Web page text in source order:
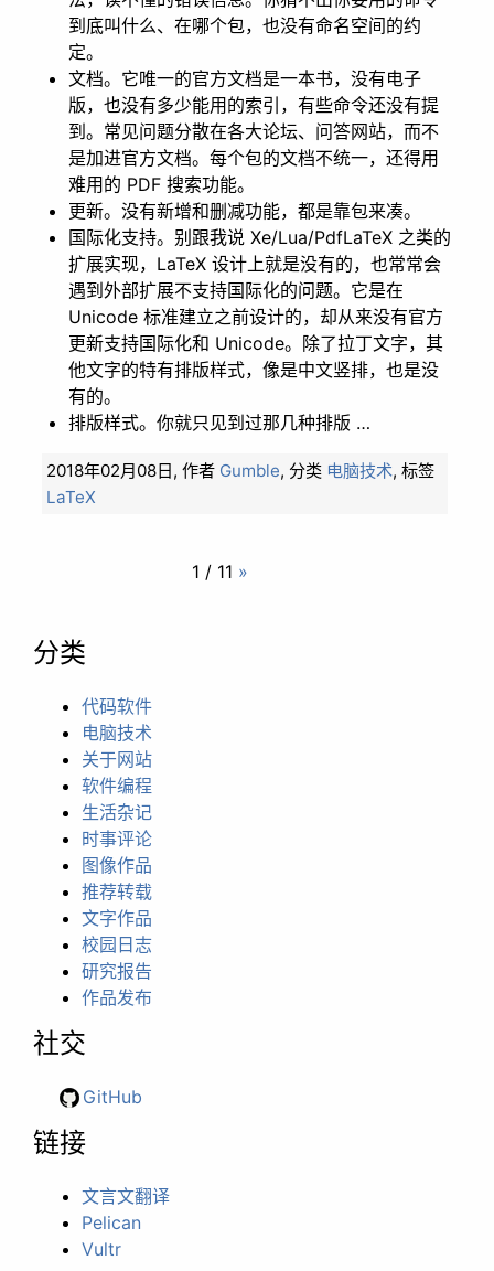
到底叫什么、在哪个包，也没有命名空间的约
定。
文档。它唯一的官方文档是一本书，没有电子
版，也没有多少能用的索引，有些命令还没有提
到。常见问题分散在各大论坛、问答网站，而不
是加进官方文档。每个包的文档不统一，还得用
难用的 PDF 搜索功能。
更新。没有新增和删减功能，都是靠包来凑。
国际化支持。别跟我说 Xe/Lua/PdfLaTeX 之类的
扩展实现，LaTeX 设计上就是没有的，也常常会
遇到外部扩展不支持国际化的问题。它是在
Unicode 标准建立之前设计的，却从来没有官方
更新支持国际化和 Unicode。除了拉丁文字，其
他文字的特有排版样式，像是中文竖排，也是没
有的。
排版样式。你就只见到过那几种排版 …
2018年02月08日, 作者 Gumble, 分类 电脑技术, 标签
LaTeX
1 / 11 »
分类
代码软件
电脑技术
关于网站
软件编程
生活杂记
时事评论
图像作品
推荐转载
文字作品
校园日志
研究报告
作品发布
社交
GitHub
链接
文言文翻译
Pelican
Vultr